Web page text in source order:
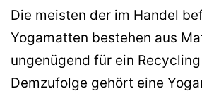
Die meisten der im Handel
Yogamatten bestehen aus
ungenügend für ein
Demzufolge gehört eine